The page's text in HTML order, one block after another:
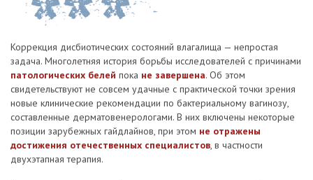
Коррекция дисбиотических состояний влагалища — непростая
задача. Многолетняя история борьбы исследователей с причинами
патологических белей пока не завершена. Об этом
свидетельствуют не совсем удачные с практической точки зрения
новые клинические рекомендации по бактериальному вагинозу,
составленные дерматовенерологами. В них включены некоторые
позиции зарубежных гайдлайнов, при этом не отражены
достижения отечественных специалистов, в частности
двухэтапная терапия.